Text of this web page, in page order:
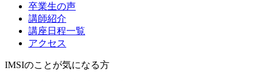
卒業生の声
講師紹介
講座日程一覧
アクセス
IMSIのことが気になる方